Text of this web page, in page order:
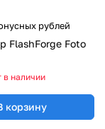
рублей
FlashForge Foto
в наличии
корзину